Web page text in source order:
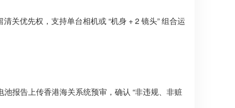
关优先权，支持单台相机或 “机身 + 2 镜头” 组合运
报告上传香港海关系统预审，确认 “非违规、非赃